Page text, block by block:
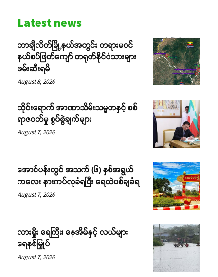
Latest news
တာချီလိတ်မြို့နယ်အတွင်း တရားမဝင်
နယ်စပ်ဖြတ်ကျော် တရုတ်နိုင်ငံသားများ
ဖမ်းဆီးရမိ
August 8, 2026
ထိုင်းရောက် အာဏာသိမ်းသမ္မတနှင့် စစ်
ရာဇဝတ်မှု စွပ်စွဲချက်များ
August 7, 2026
အောင်ပန်းတွင် အသက် (၆) နှစ်အရွယ်
ကလေး နားကပ်လုခံရပြီး ရေထဲပစ်ချခံရ
August 7, 2026
လားရှိုး ရေကြီး၊ နေအိမ်နှင့် လယ်များ
ရေနစ်မြှုပ်
August 7, 2026